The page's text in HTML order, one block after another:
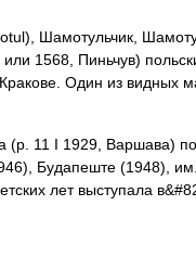
Шамотульчик,
1568, Пиньчув)
Один из видных
I 1929, Варшава)
Будапеште (1948),
лет выступала